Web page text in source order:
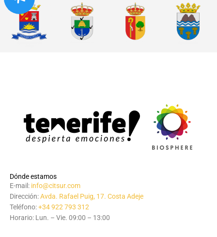
Dónde estamos
E-mail: info@citsur.com
Dirección:Avda. Rafael Puig, 17. Costa Adeje
Teléfono:+34 922 793 312
Horario: Lun. – Vie. 09:00 – 13:00